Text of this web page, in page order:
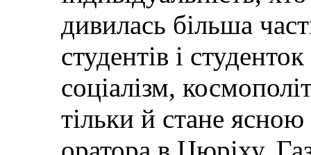
дивилась більша
студентів і студенток
соціалізм,
тільки й стане